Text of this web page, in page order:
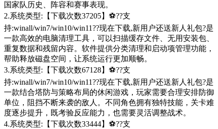
国家队历史、阵容和赛事表现。
2.系统类型:【下载次数37205】⚽??支
持:winall/win7/win10/win11??现在下载,新用户还送新人礼包?是
一款高效的电脑清理工具，可以扫描缓存文件、无用安装包、
重复数据和残留内容。软件提供分类清理和启动项管理功能，
帮助释放磁盘空间，让系统运行更加顺畅。
3.系统类型:【下载次数67128】⚽??支
持:winall/win7/win10/win11??现在下载,新用户还送新人礼包?是
一款结合塔防与策略布局的休闲游戏，玩家需要合理安排防御
单位，阻挡不断来袭的敌人。不同角色拥有独特技能，关卡难
度逐步提升，既考验反应能力，也需要灵活调整战术。
4.系统类型:【下载次数33444】⚽??支